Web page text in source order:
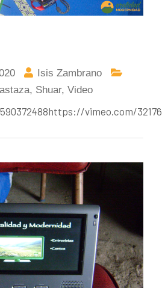
Isis Zambrano
, Shuar,Video
vimeo.com/